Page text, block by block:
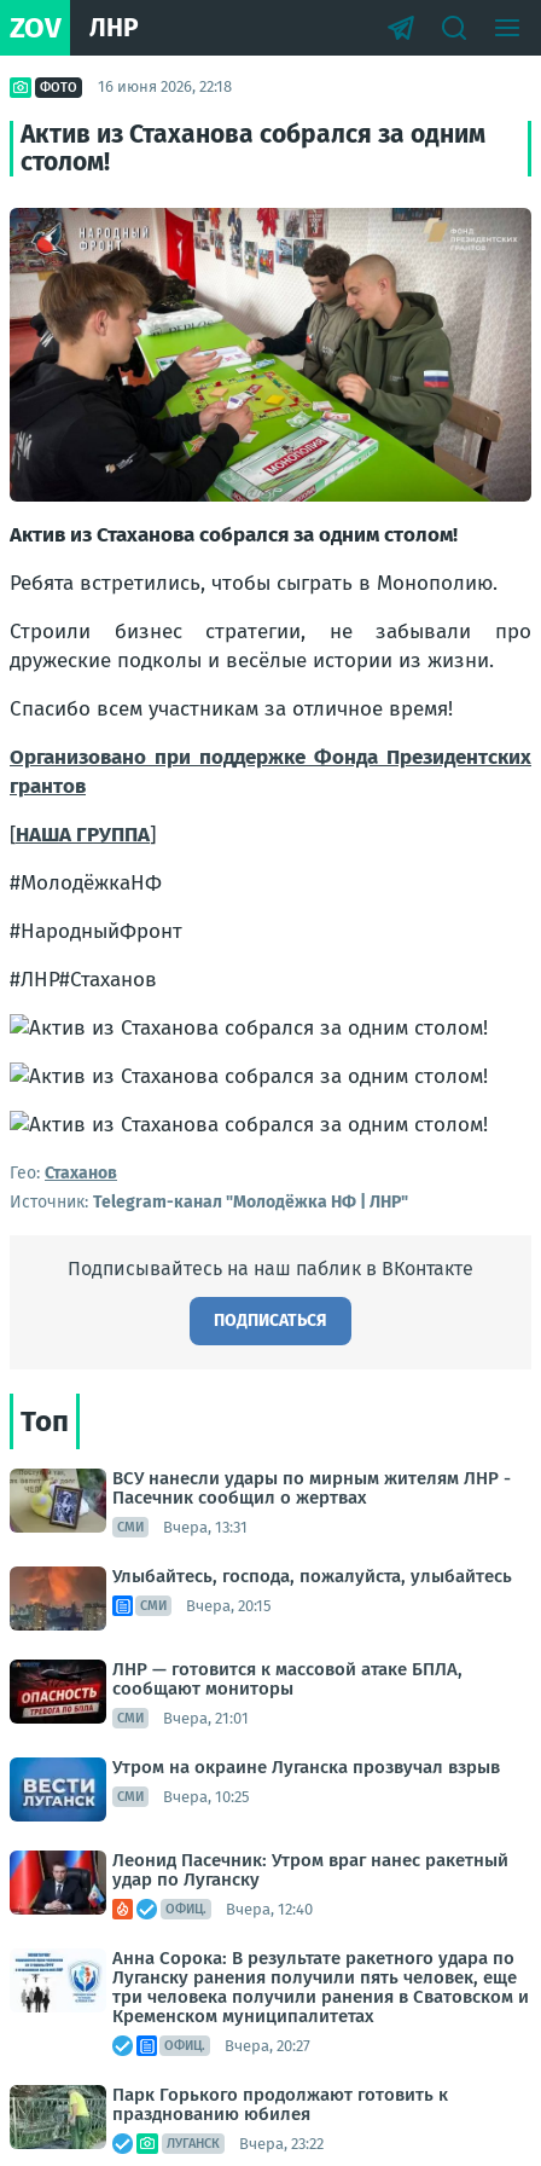
ZOV ЛНР
ФОТО 16 июня 2026, 22:18
Актив из Стаханова собрался за одним
столом!
Актив из Стаханова собрался за одним столом!
Ребята встретились, чтобы сыграть в Монополию.
Строили бизнес стратегии, не забывали про
дружеские подколы и весёлые истории из жизни.
Спасибо всем участникам за отличное время!
Организовано при поддержке Фонда Президентских
грантов
[НАША ГРУППА]
#МолодёжкаНФ
#НародныйФронт
#ЛНР#Стаханов
Гео: Стаханов
Источник: Telegram-канал "Молодёжка НФ | ЛНР"
Подписывайтесь на наш паблик в ВКонтакте
ПОДПИСАТЬСЯ
Топ
ВСУ нанесли удары по мирным жителям ЛНР -
Пасечник сообщил о жертвах
СМИ Вчера, 13:31
Улыбайтесь, господа, пожалуйста, улыбайтесь
СМИ Вчера, 20:15
ЛНР — готовится к массовой атаке БПЛА,
сообщают мониторы
СМИ Вчера, 21:01
Утром на окраине Луганска прозвучал взрыв
СМИ Вчера, 10:25
Леонид Пасечник: Утром враг нанес ракетный
удар по Луганску
ОФИЦ. Вчера, 12:40
Анна Сорока: В результате ракетного удара по
Луганску ранения получили пять человек, еще
три человека получили ранения в Сватовском и
Кременском муниципалитетах
ОФИЦ. Вчера, 20:27
Парк Горького продолжают готовить к
празднованию юбилея
ЛУГАНСК Вчера, 23:22